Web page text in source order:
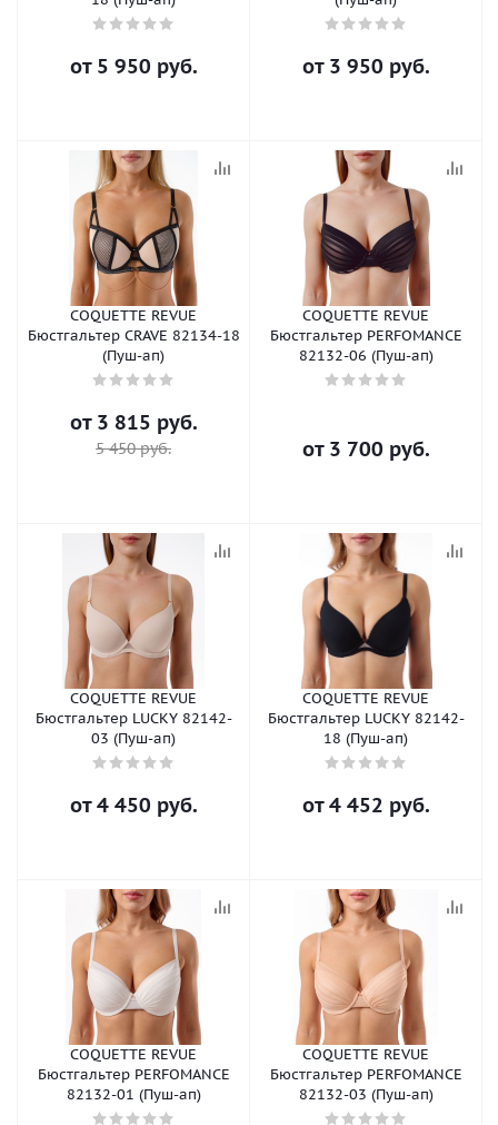
от 5 950 руб. от 3 950 руб.
COQUETTE REVUE
Бюстгальтер CRAVE 82134-18
(Пуш-ап)
от 3 815 руб.
5 450 руб.
COQUETTE REVUE
Бюстгальтер PERFOMANCE
82132-06 (Пуш-ап)
от 3 700 руб.
COQUETTE REVUE
Бюстгальтер LUCKY 82142-
03 (Пуш-ап)
от4 450 руб.
COQUETTE REVUE
Бюстгальтер LUCKY 82142-
18 (Пуш-ап)
от4 452 руб.
COQUETTE REVUE
Бюстгальтер PERFOMANCE
82132-01 (Пуш-ап)
COQUETTE REVUE
Бюстгальтер PERFOMANCE
82132-03 (Пуш-ап)